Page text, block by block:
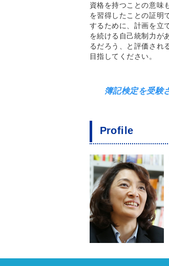
資格を持つことの意味
を習得したことの証明
するために、計画を立
を続ける自己統制力が
るだろう、と評価され
目指してください。
簿記検定を受験
Profile